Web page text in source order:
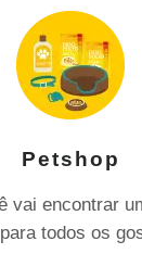
Petshop
vai encontrar
todos os